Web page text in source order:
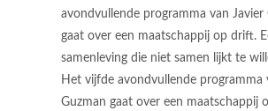
avondvullende programma van Javier
gaat over een maatschappij op drift.
samenleving die niet samen lijkt te
Het vijfde avondvullende programma
Guzman gaat over een maatschappij